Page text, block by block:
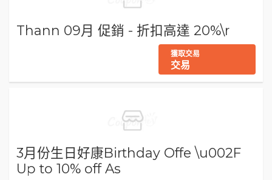
Thann 09月 促銷 - 折扣高達 20%\r
獲取交易
交易
3月份生日好康Birthday Offe \u002F
Up to 10% off As